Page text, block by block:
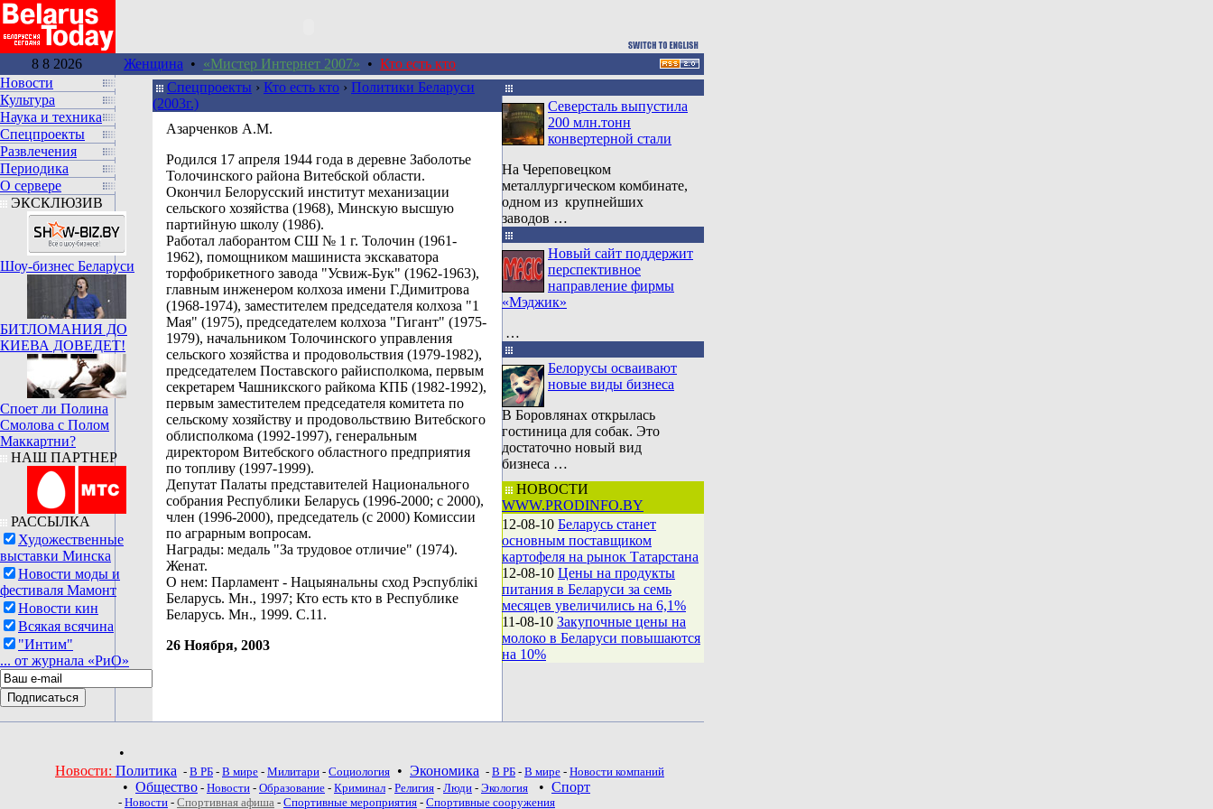
8 8 2026 Женщина • «Мистер Интернет 2007» • Кто есть кто
Новости
Культура
Наука и техника
Спецпроекты
Развлечения
Периодика
О сервере
ЭКСКЛЮЗИВ
Шоу-бизнес Беларуси
БИТЛОМАНИЯ ДО
КИЕВА ДОВЕДЕТ!
Споет ли Полина
Смолова с Полом
Маккартни?
НАШ ПАРТНЕР
РАССЫЛКА
Художественные
выставки Минска
Новости моды и
фестиваля Мамонт
Новости кин
Всякая всячина
"Интим"
... от журнала «РиО»
Спецпроекты › Кто есть кто › Политики Беларуси
(2003г.)
Азарченков А.М.
Родился 17 апреля 1944 года в деревне Заболотье
Толочинского района Витебской области.
Окончил Белорусский институт механизации
сельского хозяйства (1968), Минскую высшую
партийную школу (1986).
Работал лаборантом СШ № 1 г. Толочин (1961-
1962), помощником машиниста экскаватора
торфобрикетного завода "Усвиж-Бук" (1962-1963),
главным инженером колхоза имени Г.Димитрова
(1968-1974), заместителем председателя колхоза "1
Мая" (1975), председателем колхоза "Гигант" (1975-
1979), начальником Толочинского управления
сельского хозяйства и продовольствия (1979-1982),
председателем Поставского райисполкома, первым
секретарем Чашникского райкома КПБ (1982-1992),
первым заместителем председателя комитета по
сельскому хозяйству и продовольствию Витебского
облисполкома (1992-1997), генеральным
директором Витебского областного предприятия
по топливу (1997-1999).
Депутат Палаты представителей Национального
собрания Республики Беларусь (1996-2000; с 2000),
член (1996-2000), председатель (с 2000) Комиссии
по аграрным вопросам.
Награды: медаль "За трудовое отличие" (1974).
Женат.
О нем: Парламент - Нацыянальны сход Рэспублікі
Беларусь. Мн., 1997; Кто есть кто в Республике
Беларусь. Мн., 1999. С.11.
26 Ноября, 2003
Северсталь выпустила
200 млн.тонн
конвертерной стали
На Череповецком
металлургическом комбинате,
одном из крупнейших
заводов …
Новый сайт поддержит
перспективное
направление фирмы
«Мэджик»
…
Белорусы осваивают
новые виды бизнеса
В Боровлянах открылась
гостиница для собак. Это
достаточно новый вид
бизнеса …
НОВОСТИ
WWW.PRODINFO.BY
12-08-10 Беларусь станет
основным поставщиком
картофеля на рынок Татарстана
12-08-10 Цены на продукты
питания в Беларуси за семь
месяцев увеличились на 6,1%
11-08-10 Закупочные цены на
молоко в Беларуси повышаются
на 10%
•
Новости: Политика - В РБ - В мире - Милитари - Социология • Экономика - В РБ - В мире - Новости компаний
• Общество - Новости - Образование - Криминал - Религия - Люди - Экология • Спорт
- Новости - Спортивная афиша - Спортивные мероприятия - Спортивные сооружения